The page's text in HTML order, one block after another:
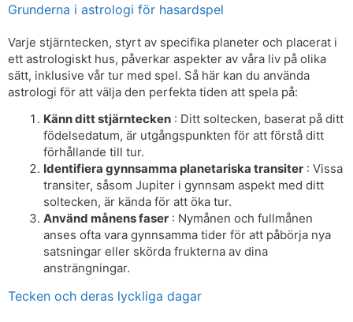
Grunderna i astrologi för hasardspel
Varje stjärntecken, styrt av specifika planeter och placerat i
ett astrologiskt hus, påverkar aspekter av våra liv på olika
sätt, inklusive vår tur med spel. Så här kan du använda
astrologi för att välja den perfekta tiden att spela på:
Känn ditt stjärntecken : Ditt soltecken, baserat på ditt
födelsedatum, är utgångspunkten för att förstå ditt
förhållande till tur.
Identifiera gynnsamma planetariska transiter : Vissa
transiter, såsom Jupiter i gynnsam aspekt med ditt
soltecken, är kända för att öka tur.
Använd månens faser : Nymånen och fullmånen
anses ofta vara gynnsamma tider för att påbörja nya
satsningar eller skörda frukterna av dina
ansträngningar.
Tecken och deras lyckliga dagar